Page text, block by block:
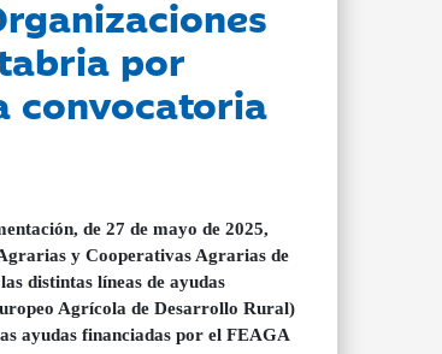
por
convocatoria
de 27 de mayo de 2025,
y Cooperativas Agrarias de
distintas líneas de ayudas
Agrícola de Desarrollo Rural)
ayudas financiadas por el FEAGA